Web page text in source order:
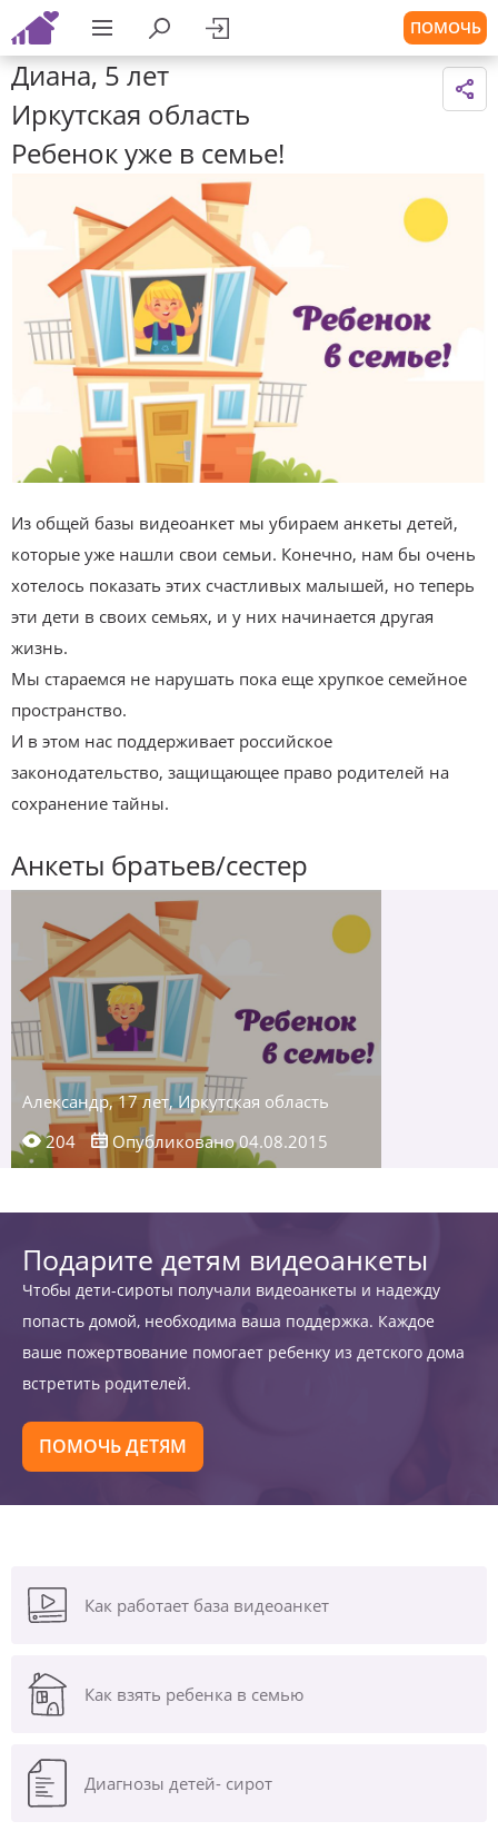
ПОМОЧЬ
Диана, 5 лет
Иркутская область
Ребенок уже в семье!
Из общей базы видеоанкет мы убираем анкеты детей,
которые уже нашли свои семьи. Конечно, нам бы очень
хотелось показать этих счастливых малышей, но теперь
эти дети в своих семьях, и у них начинается другая
жизнь.
Мы стараемся не нарушать пока еще хрупкое семейное
пространство.
И в этом нас поддерживает российское
законодательство, защищающее право родителей на
сохранение тайны.
Анкеты братьев/сестер
Александр, 17 лет, Иркутская область
204
Опубликовано 04.08.2015
Подарите детям видеоанкеты
Чтобы дети-сироты получали видеоанкеты и надежду
попасть домой, необходима ваша поддержка. Каждое
ваше пожертвование помогает ребенку из детского дома
встретить родителей.
ПОМОЧЬ ДЕТЯМ
Как работает база видеоанкет
Как взять ребенка в семью
Диагнозы детей- сирот